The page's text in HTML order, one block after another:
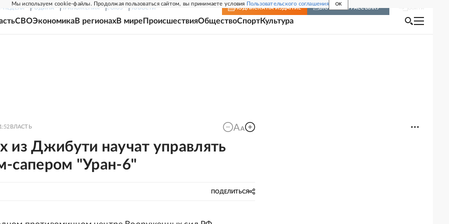
Мы используем cookie-файлы. Продолжая пользоваться сайтом, вы принимаете условия Пользовательского соглашения OK
НЕДЕЛЯ РОДИНА ПРИЛОЖЕНИЯ СОЮЗ НОВОСТИ ПОДПИСКА НА ИЗДАНИЕ ВКЛЮЧИТЬ РАССЫЛКУ
СВОЭкономикаВ регионахВ мире ПроисшествияОбществоСпортКультура
ВЛАСТЬ
из Джибути научат управлять
сапером "Уран-6"
ПОДЕЛИТЬСЯ